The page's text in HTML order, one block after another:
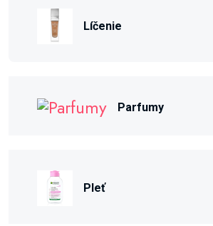
Líčenie
Parfumy
Pleť